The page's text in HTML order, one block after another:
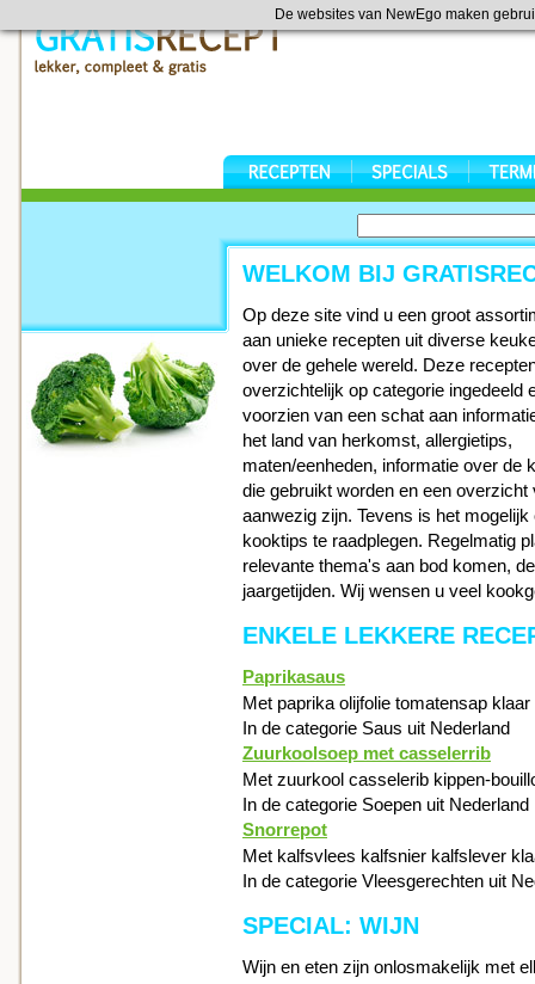
De websites van NewEgo maken
WELKOM BIJ
Op deze site vind u een groot
aan unieke recepten uit diverse
over de gehele wereld. Deze
overzichtelijk op categorie ingedeeld
voorzien van een schat aan
het land van herkomst, allergietips,
maten/eenheden, informatie over de
die gebruikt worden en een
aanwezig zijn. Tevens is het
kooktips te raadplegen. Regelmatig
relevante thema's aan bod komen,
jaargetijden. Wij wensen u veel
ENKELE LEKKERE
Paprikasaus
Met paprika olijfolie tomatensap
In de categorie Saus uit Nederland
Zuurkoolsoep met casselerrib
Met zuurkool casselerib kippen-
In de categorie Soepen uit Nederland
Snorrepot
Met kalfsvlees kalfsnier kalfslever
In de categorie Vleesgerechten uit
SPECIAL: WIJN
Wijn en eten zijn onlosmakelijk met